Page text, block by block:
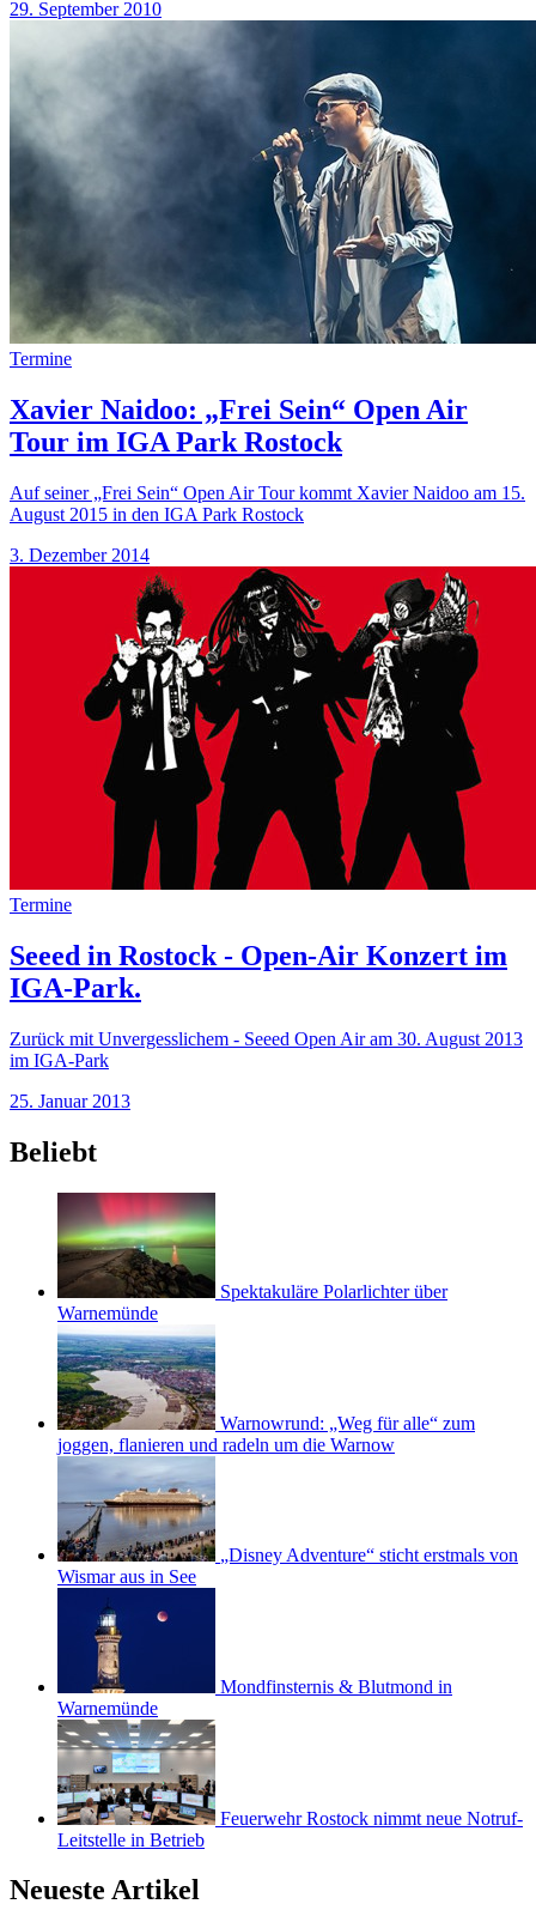
29. September 2010
Termine
Xavier Naidoo: „Frei Sein“ Open Air
Tour im IGA Park Rostock
Auf seiner „Frei Sein“ Open Air Tour kommt Xavier Naidoo am 15.
August 2015 in den IGA Park Rostock
3. Dezember 2014
Termine
Seeed in Rostock - Open-Air Konzert im
IGA-Park.
Zurück mit Unvergesslichem - Seeed Open Air am 30. August 2013
im IGA-Park
25. Januar 2013
Beliebt
Spektakuläre Polarlichter über
Warnemünde
Warnowrund: „Weg für alle“ zum
joggen, flanieren und radeln um die Warnow
„Disney Adventure“ sticht erstmals von
Wismar aus in See
Mondfinsternis & Blutmond in
Warnemünde
Feuerwehr Rostock nimmt neue Notruf-
Leitstelle in Betrieb
Neueste Artikel